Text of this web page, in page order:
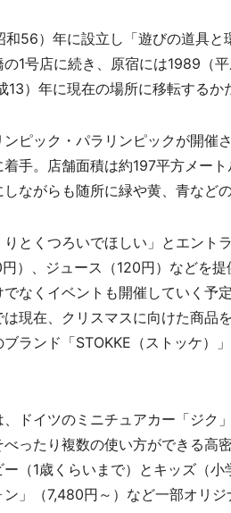
56）年に設立し「遊びの道具と
1号店に続き、原宿には1989（
13）年に現在の場所に移転するか
ピック・パラリンピックが開催
着手。店舗面積は約197平方メー
ながらも随所に緑や黄、青など
とくつろいでほしい」とエント
）、ジュース（120円）などを
なくイベントも開催していく予
現在、クリスマスに向けた商品
ブランド「STOKKE（ストッケ）
ドイツのミニチュアカー「ジク
べったり複数の使い方ができる高
ー（1歳くらいまで）とキッズ（
ン」（7,480円～）など一部オリジ